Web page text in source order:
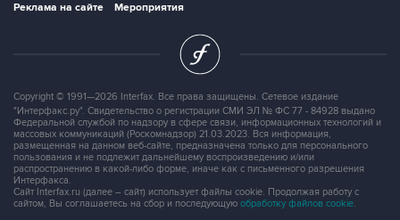
Реклама на сайте
Мероприятия
Copyright © 1991—2026 Interfax. Все права защищены. Сетевое издание
"Интерфакс.ру". Свидетельство о регистрации СМИ ЭЛ № ФС 77 - 84928 выдано
Федеральной службой по надзору в сфере связи, информационных технологий и
массовых коммуникаций (Роскомнадзор) 21.03.2023. Вся информация,
размещенная на данном веб-сайте, предназначена только для персонального
пользования и не подлежит дальнейшему воспроизведению и/или
распространению в какой-либо форме, иначе как с письменного разрешения
Интерфакса.
Сайт Interfax.ru (далее – сайт) использует файлы cookie. Продолжая работу с
сайтом, Вы соглашаетесь на сбор и последующую обработку файлов cookie.